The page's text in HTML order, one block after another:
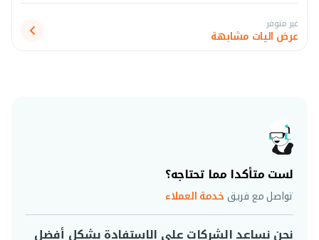
غير متوفر
عرض اليات مشابهة
لست متأكدا مما تحتاجه؟
تواصل مع فريق خدمة العملاء
نحن نساعد الشركات على الاستفادة بشكل أفضل